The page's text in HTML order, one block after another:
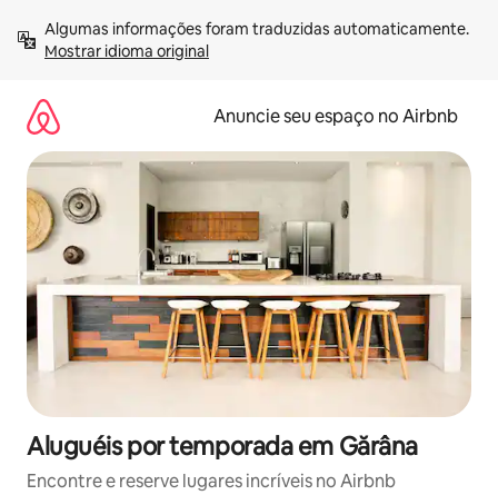
para
Mostrar idioma original
Anuncie seu espaço no Airbnb
Aluguéis por temporada em Gărâna
Encontre e reserve lugares incríveis no Airbnb